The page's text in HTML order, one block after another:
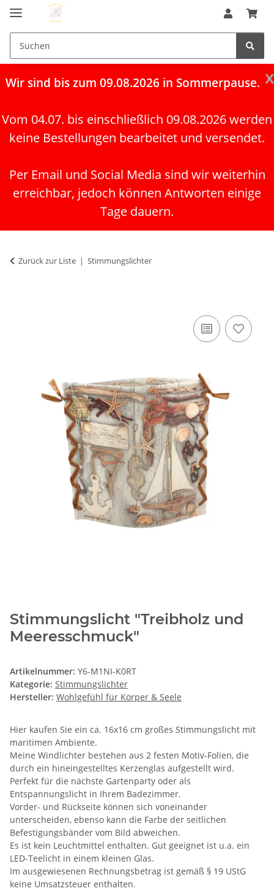
x
Wir sind bis zum 09.08.2026 in Sommerpause.
Vom 04.07. bis einschließlich 09.08.2026 werden
keine Bestellungen bearbeitet und versendet.
Per Email und Social Media sind wir weiterhin
erreichbar, jedoch können Antworten einige
Tage dauern.
Zurück zur Liste Stimmungslichter
Stimmungslicht "Treibholz und
Meeresschmuck"
Artikelnummer: Y6-M1NI-K0RT
Kategorie: Stimmungslichter
Hersteller: Wohlgefühl für Körper & Seele
Hier kaufen Sie ein ca. 16x16 cm großes Stimmungslicht mit
maritimen Ambiente.
Meine Windlichter bestehen aus 2 festen Motiv-Folien, die
durch ein hineingestelltes Kerzenglas aufgestellt wird.
Perfekt für die nächste Gartenparty oder als
Entspannungslicht in Ihrem Badezimmer.
Vorder- und Rückseite können sich voneinander
unterscheiden, ebenso kann die Farbe der seitlichen
Befestigungsbänder vom Bild abweichen.
Es ist kein Leuchtmittel enthalten. Gut geeignet ist u.a. ein
LED-Teelicht in einem kleinen Glas.
Im ausgewiesenen Rechnungsbetrag ist gemäß § 19 UStG
keine Umsatzsteuer enthalten.